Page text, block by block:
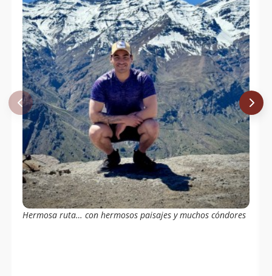
Hermosa ruta… con hermosos paisajes y muchos cóndores